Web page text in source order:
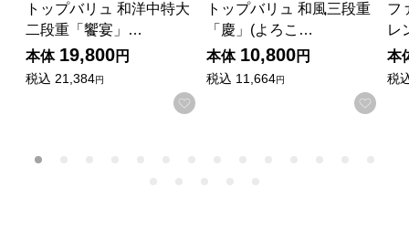
トップバリュ 和洋中特大
二段重「饗宴」…
本体 19,800円
税込 21,384円
お気に入りに登録する
トップバリュ 和風三段重
「慶」(よろこ…
本体 10,800円
税込 11,664円
お気
フ
レ
本
税